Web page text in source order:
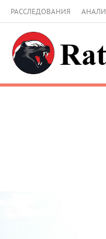
РАССЛЕДОВАНИЯ